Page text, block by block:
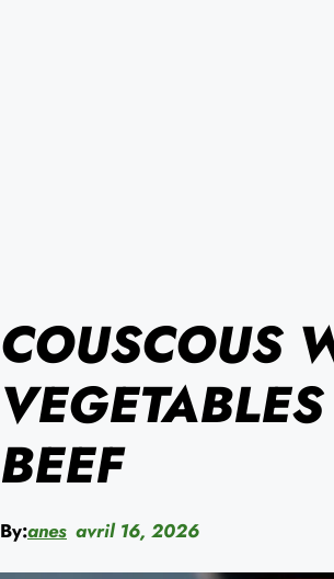
COUSCOUS
BEEF
By:anes avril 16, 2026